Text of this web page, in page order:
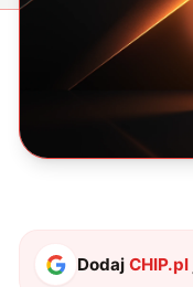
DodajCHIP.pl